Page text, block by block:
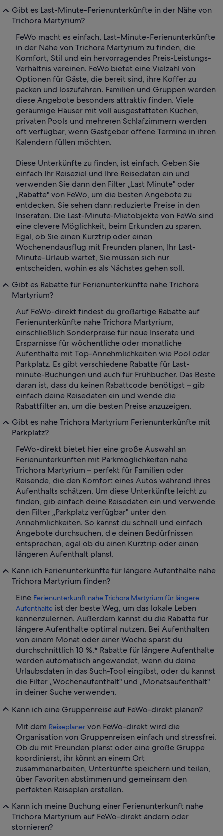
Gibt es Last-Minute-Ferienunterkünfte in der Nähe von
Trichora Martyrium?
FeWo macht es einfach, Last-Minute-Ferienunterkünfte
in der Nähe von Trichora Martyrium zu finden, die
Komfort, Stil und ein hervorragendes Preis-Leistungs-
Verhältnis vereinen. FeWo bietet eine Vielzahl von
Optionen für Gäste, die bereit sind, ihre Koffer zu
packen und loszufahren. Familien und Gruppen werden
diese Angebote besonders attraktiv finden. Viele
geräumige Häuser mit voll ausgestatteten Küchen,
privaten Pools und mehreren Schlafzimmern werden
oft verfügbar, wenn Gastgeber offene Termine in ihren
Kalendern füllen möchten.
Diese Unterkünfte zu finden, ist einfach. Geben Sie
einfach Ihr Reiseziel und Ihre Reisedaten ein und
verwenden Sie dann den Filter „Last Minute" oder
„Rabatte" von FeWo, um die besten Angebote zu
entdecken. Sie sehen dann reduzierte Preise in den
Inseraten. Die Last-Minute-Mietobjekte von FeWo sind
eine clevere Möglichkeit, beim Erkunden zu sparen.
Egal, ob Sie einen Kurztrip oder einen
Wochenendausflug mit Freunden planen, Ihr Last-
Minute-Urlaub wartet, Sie müssen sich nur
entscheiden, wohin es als Nächstes gehen soll.
Gibt es Rabatte für Ferienunterkünfte nahe Trichora
Martyrium?
Auf FeWo-direkt findest du großartige Rabatte auf
Ferienunterkünfte nahe Trichora Martyrium,
einschließlich Sonderpreise für neue Inserate und
Ersparnisse für wöchentliche oder monatliche
Aufenthalte mit Top-Annehmlichkeiten wie Pool oder
Parkplatz. Es gibt verschiedene Rabatte für Last-
minute-Buchungen und auch für Frühbucher. Das Beste
daran ist, dass du keinen Rabattcode benötigst – gib
einfach deine Reisedaten ein und wende die
Rabattfilter an, um die besten Preise anzuzeigen.
Gibt es nahe Trichora Martyrium Ferienunterkünfte mit
Parkplatz?
FeWo-direkt bietet hier eine große Auswahl an
Ferienunterkünften mit Parkmöglichkeiten nahe
Trichora Martyrium – perfekt für Familien oder
Reisende, die den Komfort eines Autos während ihres
Aufenthalts schätzen. Um diese Unterkünfte leicht zu
finden, gib einfach deine Reisedaten ein und verwende
den Filter „Parkplatz verfügbar" unter den
Annehmlichkeiten. So kannst du schnell und einfach
Angebote durchsuchen, die deinen Bedürfnissen
entsprechen, egal ob du einen Kurztrip oder einen
längeren Aufenthalt planst.
Kann ich Ferienunterkünfte für längere Aufenthalte nahe
Trichora Martyrium finden?
Eine Ferienunterkunft nahe Trichora Martyrium für längere
Aufenthalte ist der beste Weg, um das lokale Leben
kennenzulernen. Außerdem kannst du die Rabatte für
längere Aufenthalte optimal nutzen. Bei Aufenthalten
von einem Monat oder einer Woche sparst du
durchschnittlich 10 %.* Rabatte für längere Aufenthalte
werden automatisch angewendet, wenn du deine
Urlaubsdaten in das Such-Tool eingibst, oder du kannst
die Filter „Wochenaufenthalt" und „Monatsaufenthalt"
in deiner Suche verwenden.
Kann ich eine Gruppenreise auf FeWo-direkt planen?
Mit dem Reiseplaner von FeWo-direkt wird die
Organisation von Gruppenreisen einfach und stressfrei.
Ob du mit Freunden planst oder eine große Gruppe
koordinierst, ihr könnt an einem Ort
zusammenarbeiten, Unterkünfte speichern und teilen,
über Favoriten abstimmen und gemeinsam den
perfekten Reiseplan erstellen.
Kann ich meine Buchung einer Ferienunterkunft nahe
Trichora Martyrium auf FeWo-direkt ändern oder
stornieren?